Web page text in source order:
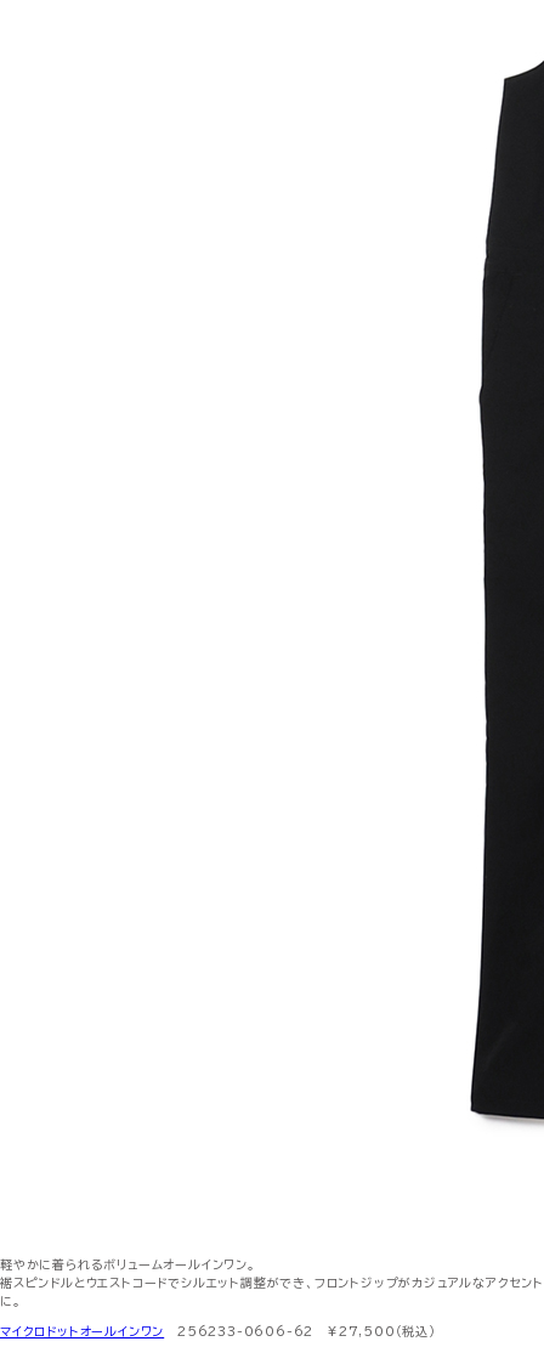
軽やかに着られるボリュームオールインワン。
裾スピンドルとウエストコードでシルエット調整ができ、フロントジップがカジュアルなアクセント
に。
マイクロドットオールインワン 256233-0606-62 ¥27,500（税込）